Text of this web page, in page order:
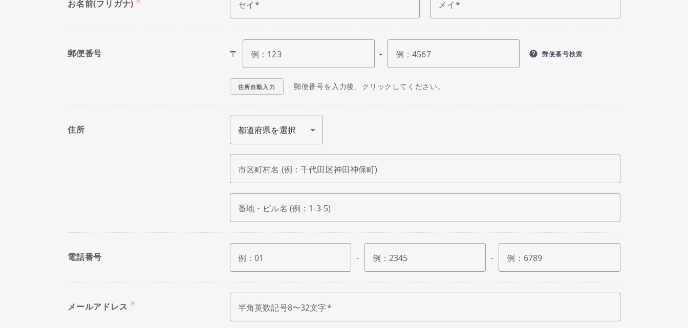
お名前(フリガナ) セイ メイ
郵便番号 〒 例： 123 - 例：4567 help 郵便番号検索
住所自動入力 郵便番号を入力後、クリックしてください。
住所
市区町村名 (例：千代田区神田神保町)
番地・ビル名 (例：1-3-5)
電話番号 例：01 - 例： 2345 - 例： 6789
メールアドレス ※ 半角英数記号8〜32文字